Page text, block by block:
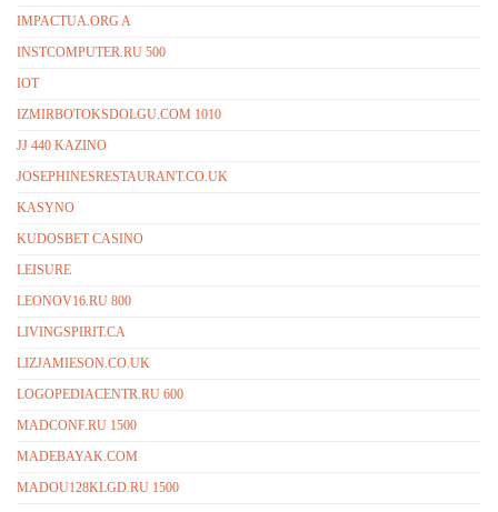
IMPACTUA.ORG A
INSTCOMPUTER.RU 500
IOT
IZMIRBOTOKSDOLGU.COM 1010
JJ 440 KAZINO
JOSEPHINESRESTAURANT.CO.UK
KASYNO
KUDOSBET CASINO
LEISURE
LEONOV16.RU 800
LIVINGSPIRIT.CA
LIZJAMIESON.CO.UK
LOGOPEDIACENTR.RU 600
MADCONF.RU 1500
MADEBAYAK.COM
MADOU128KLGD.RU 1500